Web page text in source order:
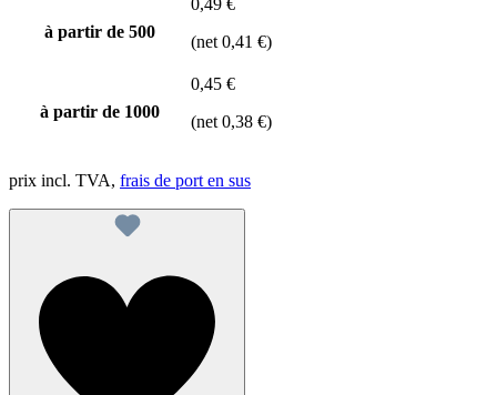
à partir de 500
0,49 €
(net 0,41 €)
à partir de 1000
0,45 €
(net 0,38 €)
prix incl. TVA, frais de port en sus